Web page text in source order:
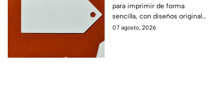
para imprimir de forma
sencilla, con diseños originales
y detalles adaptados a tus
07 agosto, 2026